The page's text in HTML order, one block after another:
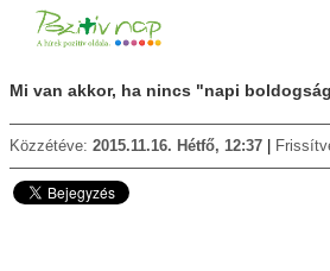
Mi van akkor, ha nincs "napi
Közzétéve: 2015.11.16. Hétfő, 12:37